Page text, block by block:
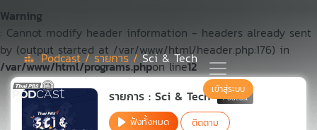
Podcast
เข้าสู่ระบบ
Warning
: Cannot modify header information - headers already sent
by (output started at /var/www/html/header.php:176) in
/var/www/html/programs.phpon line12
Podcast /รายการ /Sci & Tech
รายการ : Sci & Tech
ฟังทั้งหมด ติดตาม